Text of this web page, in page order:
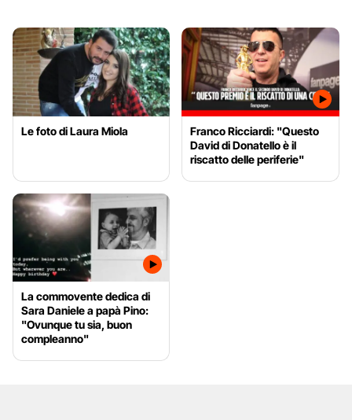
Le foto di Laura Miola
Franco Ricciardi: "Questo
David di Donatello è il
riscatto delle periferie"
La commovente dedica di
Sara Daniele a papà Pino:
"Ovunque tu sia, buon
compleanno"